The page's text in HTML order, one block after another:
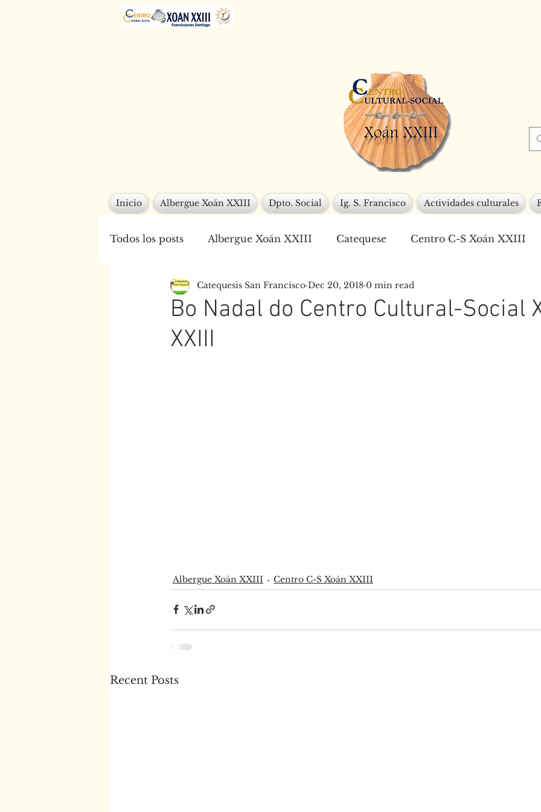
Inicio Albergue Xoán XXIII Dpto. Social Ig. S. Francisco Actividades culturales
Todos los posts Albergue Xoán XXIII Catequese Centro C-S Xoán XXIII
Escola de Tempo Libre Igrexa San Francisco Peregrinos
Bo Nadal do Centro Cultural-Social
XXIII
Catequesis San Francisco Dec 20, 2018 0 min read
Albergue Xoán XXIII Centro C-S Xoán XXIII
Recent Posts